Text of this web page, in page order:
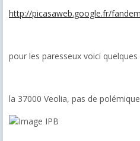
http://picasaweb.google.fr/
pour les paresseux voici
la 37000 Veolia, pas de